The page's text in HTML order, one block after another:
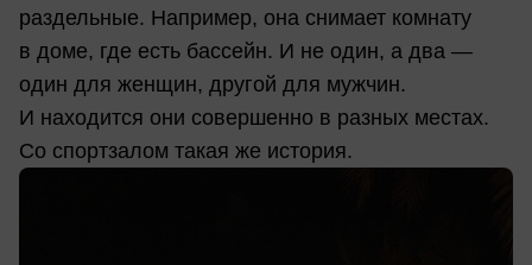
раздельные. Например, она снимает комнату
в доме, где есть бассейн. И не один, а два —
один для женщин, другой для мужчин.
И находится они совершенно в разных местах.
Со спортзалом такая же история.